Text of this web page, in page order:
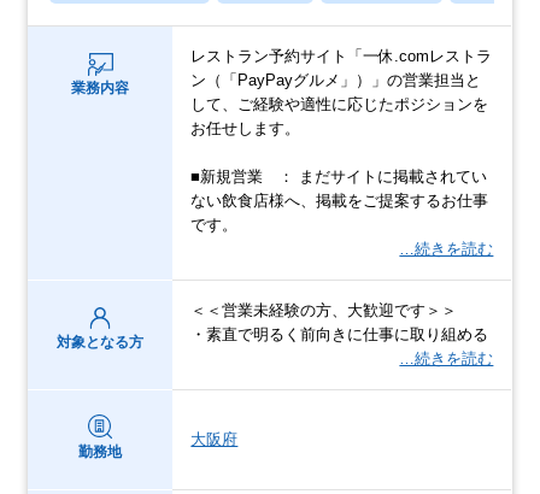
業務内容
レストラン予約サイト「一休.comレストラ
ン（「PayPayグルメ」）」の営業担当と
して、ご経験や適性に応じたポジションを
お任せします。
■新規営業 ： まだサイトに掲載されてい
ない飲食店様へ、掲載をご提案するお仕事
です。
…続きを読む
対象となる方
＜＜営業未経験の方、大歓迎です＞＞
・素直で明るく前向きに仕事に取り組める
…続きを読む
勤務地
大阪府